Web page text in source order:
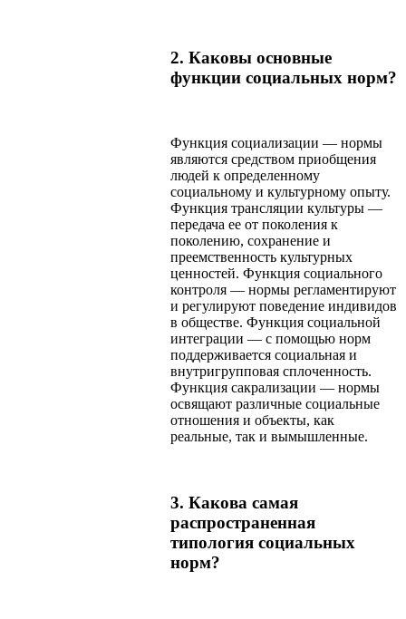
2. Каковы основные
функции социальных норм?
Функция социализации — нормы
являются средством приобщения
людей к определенному
социальному и культурному опыту.
Функция трансляции культуры —
передача ее от поколения к
поколению, сохранение и
преемственность культурных
ценностей. Функция социального
контроля — нормы регламентируют
и регулируют поведение индивидов
в обществе. Функция социальной
интеграции — с помощью норм
поддерживается социальная и
внутригрупповая сплоченность.
Функция сакрализации — нормы
освящают различные социальные
отношения и объекты, как
реальные, так и вымышленные.
3. Какова самая
распространенная
типология социальных
норм?